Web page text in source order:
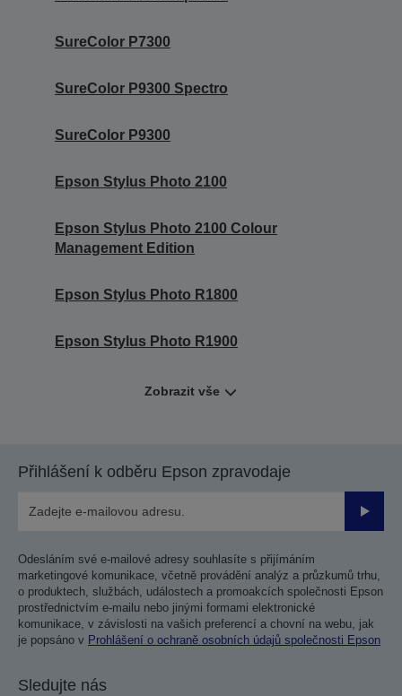
SureColor P7300
SureColor P9300 Spectro
SureColor P9300
Epson Stylus Photo 2100
Epson Stylus Photo 2100 Colour
Management Edition
Epson Stylus Photo R1800
Epson Stylus Photo R1900
Zobrazit vše
Přihlášení k odběru Epson zpravodaje
Odesláním své e-mailové adresy souhlasíte s přijímáním
marketingové komunikace, včetně provádění analýz a průzkumů trhu,
o produktech, službách, událostech a promoakcích společnosti Epson
prostřednictvím e-mailu nebo jinými formami elektronické
komunikace, v závislosti na vašich preferencí a chovní na webu, jak
je popsáno v Prohlášení o ochraně osobních údajů společnosti Epson
Sledujte nás